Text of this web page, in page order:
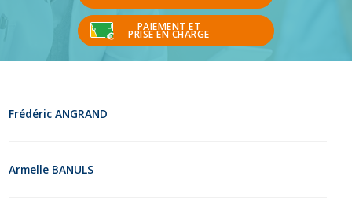
PAIEMENT ET
PRISE EN CHARGE
Frédéric ANGRAND
Armelle BANULS